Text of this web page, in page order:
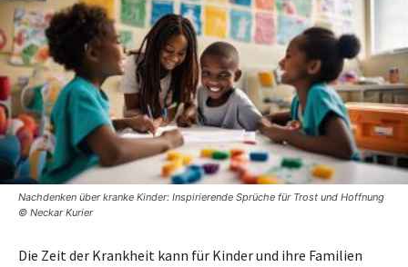
Nachdenken über kranke Kinder: Inspirierende Sprüche für Trost und Hoffnung
© Neckar Kurier
Die Zeit der Krankheit kann für Kinder und ihre Familien